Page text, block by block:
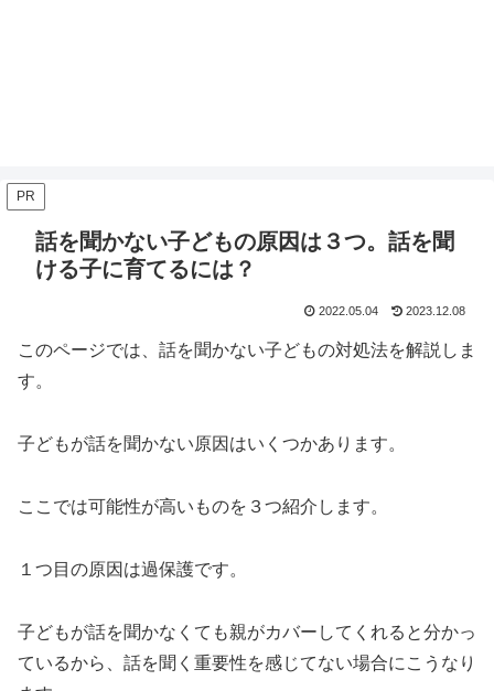
PR
話を聞かない子どもの原因は３つ。話を聞
ける子に育てるには？
2022.05.04 2023.12.08
このページでは、話を聞かない子どもの対処法を解説しま
す。
子どもが話を聞かない原因はいくつかあります。
ここでは可能性が高いものを３つ紹介します。
１つ目の原因は過保護です。
子どもが話を聞かなくても親がカバーしてくれると分かっ
ているから、話を聞く重要性を感じてない場合にこうなり